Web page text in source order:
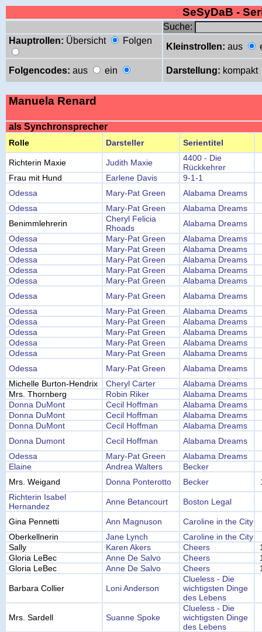
SeSyDaB -
Suche:
Hauptrollen: Übersicht Folgen
Kleinstrollen: aus
Folgencodes: aus ein Darstellung: kompakt
Manuela Renard
als Synchronsprecher
Rolle Darsteller Serientitel
Richterin Maxie Judith Maxie
4400 - Die
Rückkehrer
Frau mit Hund
Earlene Davis
9-1-1
Odessa
Mary-Pat Green
Alabama Dreams
Odessa
Mary-Pat Green
Alabama Dreams
Benimmlehrerin
Cheryl Felicia
Rhoads
Alabama Dreams
Odessa
Mary-Pat Green
Alabama Dreams
Odessa
Mary-Pat Green
Alabama Dreams
Odessa
Mary-Pat Green
Alabama Dreams
Odessa
Mary-Pat Green
Alabama Dreams
Odessa
Mary-Pat Green
Alabama Dreams
Odessa
Mary-Pat Green
Alabama Dreams
Odessa
Mary-Pat Green
Alabama Dreams
Odessa
Mary-Pat Green
Alabama Dreams
Odessa
Mary-Pat Green
Alabama Dreams
Odessa
Mary-Pat Green
Alabama Dreams
Odessa
Mary-Pat Green
Alabama Dreams
Odessa
Mary-Pat Green
Alabama Dreams
Michelle Burton-Hendrix
Cheryl Carter
Alabama Dreams
Mrs. Thornberg
Robin Riker
Alabama Dreams
Donna DuMont
Cecil Hoffman
Alabama Dreams
Donna DuMont
Cecil Hoffman
Alabama Dreams
Donna DuMont
Cecil Hoffman
Alabama Dreams
Donna Dumont
Cecil Hoffman
Alabama Dreams
Odessa
Mary-Pat Green
Alabama Dreams
Elaine
Andrea Walters
Becker
Mrs. Weigand
Donna Ponterotto Becker
Richterin Isabel
Hernandez
Anne Betancourt Boston Legal
Gina Pennetti Ann Magnuson
Caroline in the City
Oberkellnerin
Jane Lynch
Caroline in the City
Sally
Karen Akers Cheers
Gloria LeBec
Anne De Salvo Cheers
Gloria LeBec
Anne De Salvo Cheers
Barbara Collier Loni Anderson
Clueless - Die
wichtigsten Dinge
des Lebens
Mrs. Sardell Suanne Spoke
Clueless - Die
wichtigsten Dinge
des Lebens